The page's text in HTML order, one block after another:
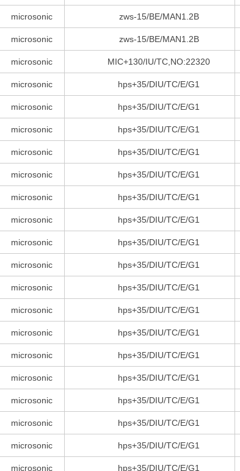
microsonic zws-15/BE/MAN1.2B
microsonic zws-15/BE/MAN1.2B
microsonic MIC+130/IU/TC,NO:22320
microsonic hps+35/DIU/TC/E/G1
microsonic hps+35/DIU/TC/E/G1
microsonic hps+35/DIU/TC/E/G1
microsonic hps+35/DIU/TC/E/G1
microsonic hps+35/DIU/TC/E/G1
microsonic hps+35/DIU/TC/E/G1
microsonic hps+35/DIU/TC/E/G1
microsonic hps+35/DIU/TC/E/G1
microsonic hps+35/DIU/TC/E/G1
microsonic hps+35/DIU/TC/E/G1
microsonic hps+35/DIU/TC/E/G1
microsonic hps+35/DIU/TC/E/G1
microsonic hps+35/DIU/TC/E/G1
microsonic hps+35/DIU/TC/E/G1
microsonic hps+35/DIU/TC/E/G1
microsonic hps+35/DIU/TC/E/G1
microsonic hps+35/DIU/TC/E/G1
microsonic hps+35/DIU/TC/E/G1